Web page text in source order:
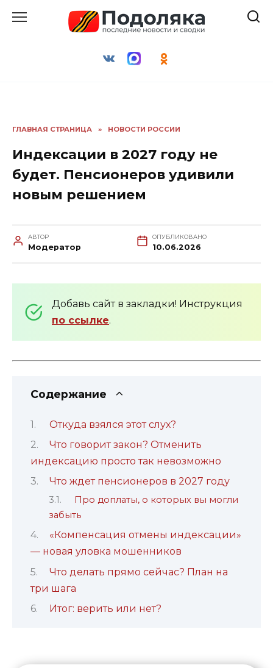
ГЛАВНАЯ СТРАНИЦА » НОВОСТИ РОССИИ
Индексации в 2027 году не
будет. Пенсионеров удивили
новым решением
АВТОР
Модератор
ОПУБЛИКОВАНО
10.06.2026
Добавь сайт в закладки! Инструкция
по ссылке.
Содержание
Откуда взялся этот слух?
Что говорит закон? Отменить
индексацию просто так невозможно
Что ждет пенсионеров в 2027 году
Про доплаты, о которых вы могли
забыть
«Компенсация отмены индексации»
— новая уловка мошенников
Что делать прямо сейчас? План на
три шага
Итог: верить или нет?